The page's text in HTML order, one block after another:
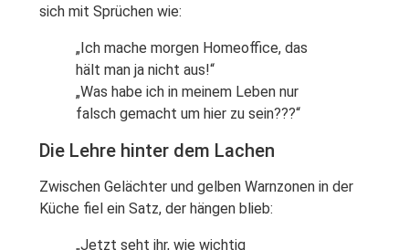
sich mit Sprüchen wie:
„Ich mache morgen Homeoffice, das
hält man ja nicht aus!“
„Was habe ich in meinem Leben nur
falsch gemacht um hier zu sein???“
Die Lehre hinter dem Lachen
Zwischen Gelächter und gelben Warnzonen in der
Küche fiel ein Satz, der hängen blieb:
„Jetzt seht ihr, wie wichtig